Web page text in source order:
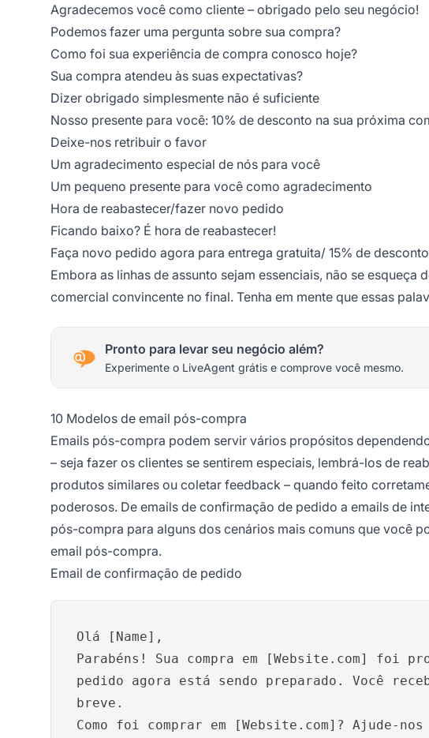
Agradecemos você como cliente – obrigado pelo seu negócio!
Podemos fazer uma pergunta sobre sua compra?
Como foi sua experiência de compra conosco hoje?
Sua compra atendeu às suas expectativas?
Dizer obrigado simplesmente não é suficiente
Nosso presente para você: 10% de desconto na sua próxima
Deixe-nos retribuir o favor
Um agradecimento especial de nós para você
Um pequeno presente para você como agradecimento
Hora de reabastecer/fazer novo pedido
Ficando baixo? É hora de reabastecer!
Faça novo pedido agora para entrega gratuita/ 15% de
Embora as linhas de assunto sejam essenciais, não se
comercial convincente no final. Tenha em mente que essas
Pronto para levar seu negócio além?
Experimente o LiveAgent grátis e comprove você mesmo.
10 Modelos de email pós-compra
Emails pós-compra podem servir vários propósitos
– seja fazer os clientes se sentirem especiais, lembrá-los de
produtos similares ou coletar feedback – quando feito
poderosos. De emails de confirmação de pedido a emails de
pós-compra para alguns dos cenários mais comuns que você
email pós-compra.
Email de confirmação de pedido
Olá [Name],
Parabéns! Sua compra em [Website.com] foi
pedido agora está sendo preparado. Você
breve.
Como foi comprar em [Website.com]? Ajude-